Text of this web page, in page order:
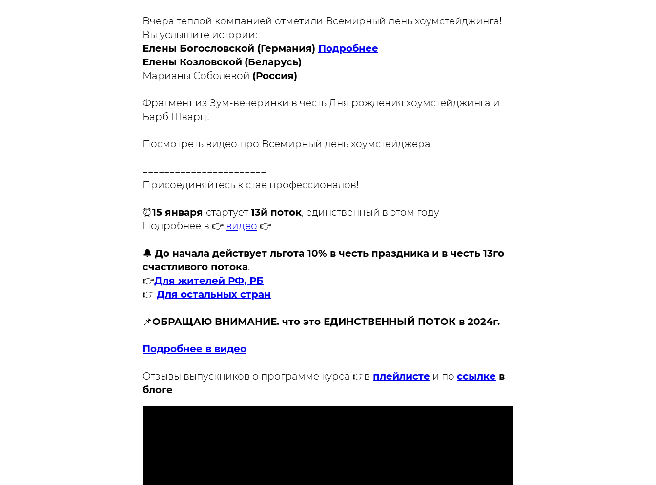
Вчера теплой компанией отметили Всемирный день хоумстейджинга!
Вы услышите истории:
Елены Богословской (Германия) Подробнее
Елены Козловской (Беларусь)
Марианы Соболевой (Россия)
Фрагмент из Зум-вечеринки в честь Дня рождения хоумстейджинга и
Барб Шварц!
Посмотреть видео про Всемирный день хоумстейджера
=======================
Присоединяйтесь к стае профессионалов!
⏰15 января стартует13й поток, единственный в этом году
Подробнее в 👉 видео 👉
🔔 До начала действует льгота 10% в честь праздника и в честь 13го
счастливого потока.
👉Для жителей РФ, РБ
👉 Для остальных стран
📌ОБРАЩАЮ ВНИМАНИЕ. что это ЕДИНСТВЕННЫЙ ПОТОК в 2024г.
Подробнее в видео
Отзывы выпускников о программе курса 👉в плейлисте и по ссылке в
блоге